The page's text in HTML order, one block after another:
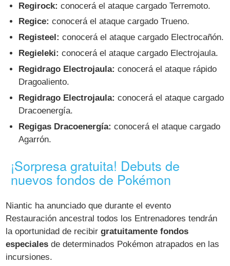
Regirock: conocerá el ataque cargado Terremoto.
Regice: conocerá el ataque cargado Trueno.
Registeel: conocerá el ataque cargado Electrocañón.
Regieleki: conocerá el ataque cargado Electrojaula.
Regidrago Electrojaula: conocerá el ataque rápido
Dragoaliento.
Regidrago Electrojaula: conocerá el ataque cargado
Dracoenergía.
Regigas Dracoenergía: conocerá el ataque cargado
Agarrón.
¡Sorpresa gratuita! Debuts de
nuevos fondos de Pokémon
Niantic ha anunciado que durante el evento
Restauración ancestral todos los Entrenadores tendrán
la oportunidad de recibirgratuitamente fondos
especiales de determinados Pokémon atrapados en las
incursiones.